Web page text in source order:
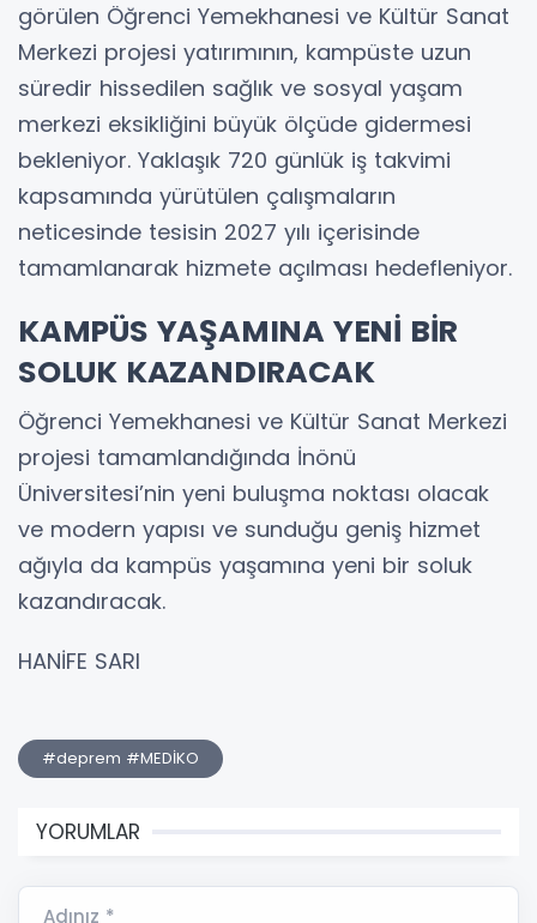
görülen Öğrenci Yemekhanesi ve Kültür Sanat
Merkezi projesi yatırımının, kampüste uzun
süredir hissedilen sağlık ve sosyal yaşam
merkezi eksikliğini büyük ölçüde gidermesi
bekleniyor. Yaklaşık 720 günlük iş takvimi
kapsamında yürütülen çalışmaların
neticesinde tesisin 2027 yılı içerisinde
tamamlanarak hizmete açılması hedefleniyor.
KAMPÜS YAŞAMINA YENİ BİR
SOLUK KAZANDIRACAK
Öğrenci Yemekhanesi ve Kültür Sanat Merkezi
projesi tamamlandığında İnönü
Üniversitesi’nin yeni buluşma noktası olacak
ve modern yapısı ve sunduğu geniş hizmet
ağıyla da kampüs yaşamına yeni bir soluk
kazandıracak.
HANİFE SARI
#deprem #MEDİKO
YORUMLAR
Adınız *